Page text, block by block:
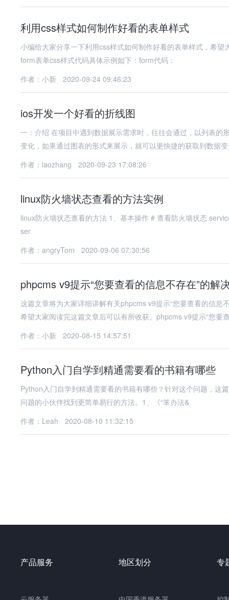
利用css样式如何制作好看的表单样式
小编给大家分享一下利用css样式如何制作好看的表单样式，希
form表单css样式代码具体示例如下：form代码：
作者：小新
2020-09-24 09:46:23
ios开发一个好看的折线图
一：介绍 在项目中遇到数据展示需求时，往往会通过，以列表
变化，如果通过图表的形式来展示，就可以更快捷的获取到数据
作者：laozhang
2020-09-23 17:08:26
linux防火墙状态查看的方法实例
linux防火墙状态查看的方法 1、基本操作 # 查看防火墙状态 service iptables status # 停止防火墙 service iptables stop # 启动防火墙
ser
作者：angryTom
2020-09-06 07:30:56
phpcms v9提示“您要查看的信息不存在”的解
这篇文章将为大家详细讲解有关phpcms v9提示“您要查看的信
希望大家阅读完这篇文章后可以有所收获。phpcms v9提示“您要
作者：小新
2020-08-15 14:57:51
Python入门自学到精通需要看的书籍有哪些
Python入门自学到精通需要看的书籍有哪些？针对这个问题，这
问题的小伙伴找到更简单易行的方法。1、《“笨办法&
作者：Leah
2020-08-10 11:32:15
产品服务 地区划分 专